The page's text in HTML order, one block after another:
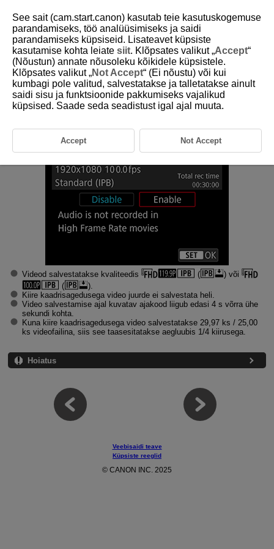
D185-107
Kiire kaadrisagedus
Videoid saab salvestada kiire kaadrisagedusega 119,9 ks või 100,0 ks.
Videod salvestatakse kvaliteedis (
) või
(
).
Kiire kaadrisagedusega video juurde ei salvestata heli.
Video salvestamise ajal kuvatav ajakood liigub edasi 4 s võrra ühe
sekundi kohta.
Kuna kiire kaadrisagedusega video salvestatakse 29,97 ks / 25,00
ks videofailina, siis see taasesitatakse aegluubis 1/4 kiirusega.
Hoiatus
Veebisaidi teave
Küpsiste reeglid
© CANON INC. 2025
See sait (cam.start.canon) kasutab teie kasutuskogemuse
parandamiseks, töö analüüsimiseks ja saidi
parandamiseks küpsiseid. Lisateavet küpsiste
kasutamise kohta leiate siit. Klõpsates valikut „Accept“
(Nõustun) annate nõusoleku kõikidele küpsistele.
Klõpsates valikut „Not Accept“ (Ei nõustu) või kui
kumbagi pole valitud, salvestatakse ja talletatakse ainult
saidi sisu ja funktsioonide pakkumiseks vajalikud
küpsised. Saade seda seadistust igal ajal muuta.
Accept Not Accept